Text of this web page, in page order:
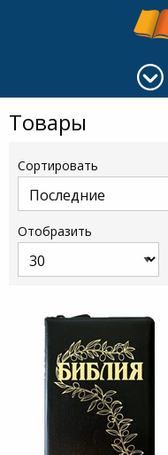
Товары
Сортировать
Отобразить